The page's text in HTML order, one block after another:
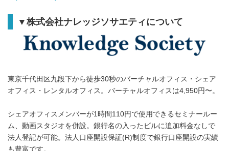
▼株式会社ナレッジソサエティについて
東京千代田区九段下から徒歩30秒のバーチャルオフィス・シェア
オフィス・レンタルオフィス。バーチャルオフィスは4,950円〜。
シェアオフィスメンバーが1時間110円で使用できるセミナールー
ム、動画スタジオを併設。銀行名の入ったビルに追加料金なしで
法人登記が可能。法人口座開設保証(R)制度で銀行口座開設の実績
も豊富です。
Japanese